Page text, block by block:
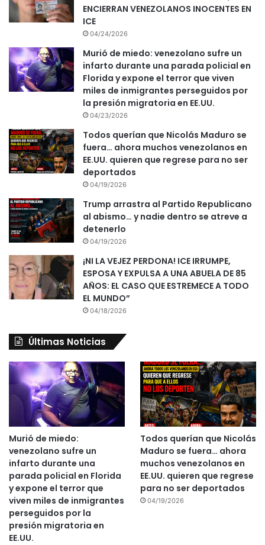
ENCIERRAN VENEZOLANOS INOCENTES EN
ICE
04/24/2026
Murió de miedo: venezolano sufre un
infarto durante una parada policial en
Florida y expone el terror que viven
miles de inmigrantes perseguidos por
la presión migratoria en EE.UU.
04/23/2026
Todos querían que Nicolás Maduro se
fuera… ahora muchos venezolanos en
EE.UU. quieren que regrese para no ser
deportados
04/19/2026
Trump arrastra al Partido Republicano
al abismo… y nadie dentro se atreve a
detenerlo
04/19/2026
¡NI LA VEJEZ PERDONA! ICE IRRUMPE,
ESPOSA Y EXPULSA A UNA ABUELA DE 85
AÑOS: EL CASO QUE ESTREMECE A TODO
EL MUNDO”
04/18/2026
Últimas Noticias
Murió de miedo:
venezolano sufre un
infarto durante una
parada policial en Florida
y expone el terror que
viven miles de inmigrantes
perseguidos por la
presión migratoria en
EE.UU.
Todos querían que Nicolás
Maduro se fuera… ahora
muchos venezolanos en
EE.UU. quieren que regrese
para no ser deportados
04/19/2026